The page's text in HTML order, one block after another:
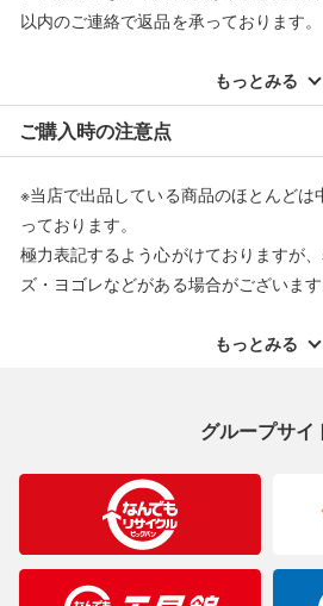
以内のご連絡で返品を承っております。
配送料ともに当社負担で対応いたします
※オンラインストアで購入頂いた商品は
できません。また、商品の修理及び交
返品・交換について
もっとみる
ご購入時の注意点
※当店で出品している商品のほとんどは
っております。
極力表記するよう心がけておりますが
ズ・ヨゴレなどがある場合がございます
ご理解くださいますようお願い申し上げ
合がございますのでご了承ください。
※表記したカラー名は、当社が判断した
製造元が定めたカラー名と異なることも
明なことがありましたらご購入前にお
もっとみる
グループサイ